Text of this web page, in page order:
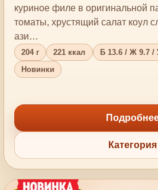
куриное филе в оригинальной
томаты, хрустящий салат коул
ази…
204 г 221 ккал
Б 13.6 / Ж 9.7 /
Новинки
Категория